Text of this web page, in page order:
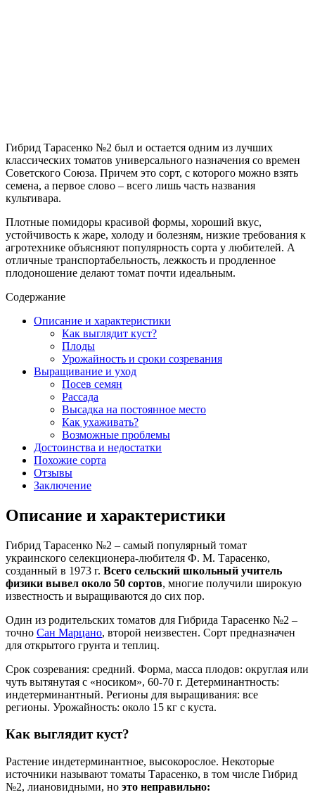
Гибрид Тарасенко №2 был и остается одним из лучших
классических томатов универсального назначения со времен
Советского Союза. Причем это сорт, с которого можно взять
семена, а первое слово – всего лишь часть названия
культивара.
Плотные помидоры красивой формы, хороший вкус,
устойчивость к жаре, холоду и болезням, низкие требования к
агротехнике объясняют популярность сорта у любителей. А
отличные транспортабельность, лежкость и продленное
плодоношение делают томат почти идеальным.
Содержание
Описание и характеристики
Как выглядит куст?
Плоды
Урожайность и сроки созревания
Выращивание и уход
Посев семян
Рассада
Высадка на постоянное место
Как ухаживать?
Возможные проблемы
Достоинства и недостатки
Похожие сорта
Отзывы
Заключение
Описание и характеристики
Гибрид Тарасенко №2 – самый популярный томат
украинского селекционера-любителя Ф. М. Тарасенко,
созданный в 1973 г. Всего сельский школьный учитель
физики вывел около 50 сортов, многие получили широкую
известность и выращиваются до сих пор.
Один из родительских томатов для Гибрида Тарасенко №2 –
точно Сан Марцано, второй неизвестен. Сорт предназначен
для открытого грунта и теплиц.
Срок созревания: средний. Форма, масса плодов: округлая или
чуть вытянутая с «носиком», 60-70 г. Детерминантность:
индетерминантный. Регионы для выращивания: все
регионы. Урожайность: около 15 кг с куста.
Как выглядит куст?
Растение индетерминантное, высокорослое. Некоторые
источники называют томаты Тарасенко, в том числе Гибрид
№2, лиановидными, но это неправильно: